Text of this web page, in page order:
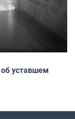
уставшем